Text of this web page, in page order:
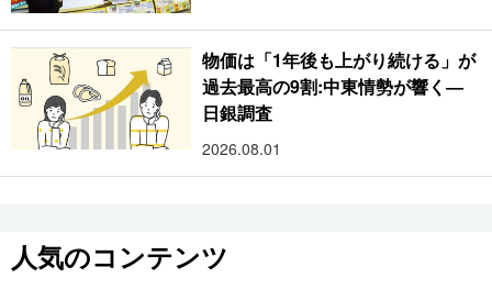
物価は「1年後も上がり続ける」が
過去最高の9割:中東情勢が響く―
日銀調査
2026.08.01
人気のコンテンツ